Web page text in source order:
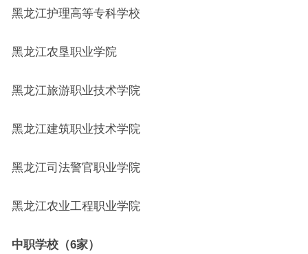
黑龙江护理高等专科学校
黑龙江农垦职业学院
黑龙江旅游职业技术学院
黑龙江建筑职业技术学院
黑龙江司法警官职业学院
黑龙江农业工程职业学院
中职学校（6家）